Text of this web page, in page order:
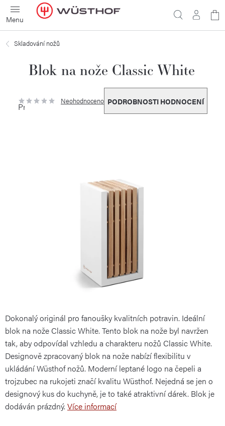
Přejít
na
obsah
Skladování nožů
Blok na nože Classic White
Průměrné
hodnocení
Neohodnoceno PODROBNOSTI HODNOCENÍ
Dokonalý originál pro fanoušky kvalitních potravin. Ideální
blok na nože Classic White. Tento blok na nože byl navržen
tak, aby odpovídal vzhledu a charakteru nožů Classic White.
Designově zpracovaný blok na nože nabízí flexibilitu v
ukládání Wüsthof nožů. Moderní leptané logo na čepeli a
trojzubec na rukojeti značí kvalitu Wüsthof. Nejedná se jen o
designový kus do kuchyně, je to také atraktivní dárek. Blok je
dodáván prázdný. Více informací